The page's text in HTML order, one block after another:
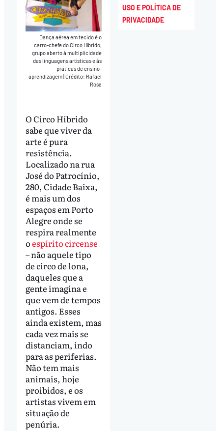
Dança aérea em tecido é o
carro-chefe do Circo Híbrido,
grupo aberto à multiplicidade
das linguagens artísticas e às
práticas de ensino-
aprendizagem|Crédito: Rafael
Rosa
O Circo Híbrido
sabe que viver da
arte é pura
resistência.
Localizado na rua
José do Patrocínio,
280, Cidade Baixa,
é mais um dos
espaços em Porto
Alegre onde se
respira realmente
oespírito circense
– não aquele tipo
de circo de lona,
daqueles que a
gente imagina e
que vem de tempos
antigos. Esses
ainda existem, mas
cada vez mais se
distanciam, indo
para as periferias.
Não tem mais
animais, hoje
proibidos, e os
artistas vivem em
situação de
penúria.
USO E POLÍTICA DE
PRIVACIDADE